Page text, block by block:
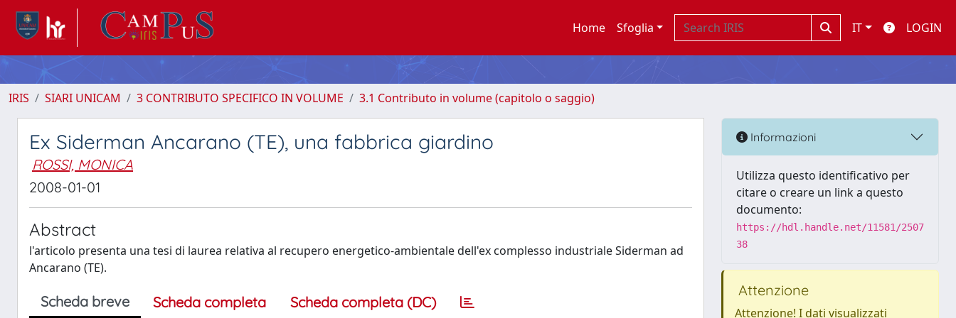
Home Sfoglia IT LOGIN
IRIS SIARI UNICAM 3 CONTRIBUTO SPECIFICO IN VOLUME 3.1 Contributo in volume (capitolo o saggio)
Ex Siderman Ancarano (TE), una fabbrica giardino
ROSSI, MONICA
2008-01-01
Abstract
l'articolo presenta una tesi di laurea relativa al recupero energetico-ambientale dell'ex complesso industriale Siderman ad
Ancarano (TE).
Scheda breve Scheda completa Scheda completa (DC)
Informazioni
Utilizza questo identificativo per
citare o creare un link a questo
documento:
https://hdl.handle.net/11581/2507
38
Attenzione
Attenzione! I dati visualizzati